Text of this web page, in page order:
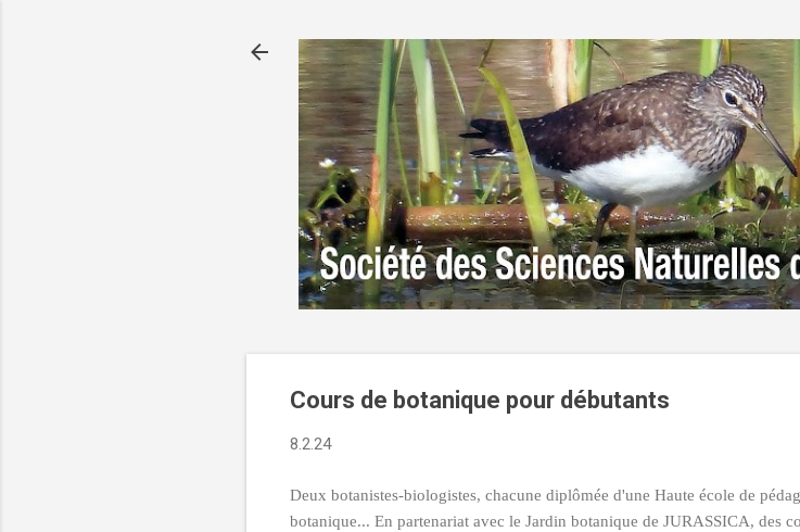
Cours de botanique pour débutants
8.2.24
Deux botanistes-biologistes, chacune diplômée d'une Haute école de
botanique... En partenariat avec le Jardin botanique de JURASSICA, des